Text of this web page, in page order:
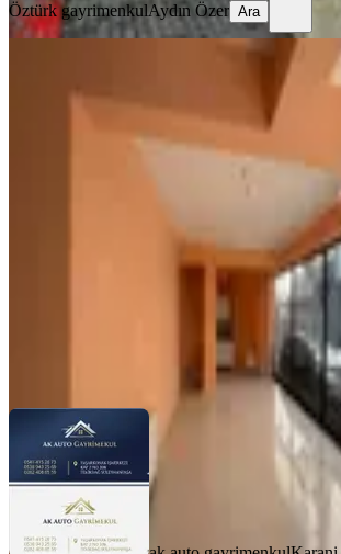
Öztürk gayrimenkulAydın Özer Ara
Tekirdağ
Mahallesi 75 M²
Satılık Dükkan
Tekirdağ, Süleymanpaşa
Düz Giriş
3.290.000 ₺
Karani Karamavuş